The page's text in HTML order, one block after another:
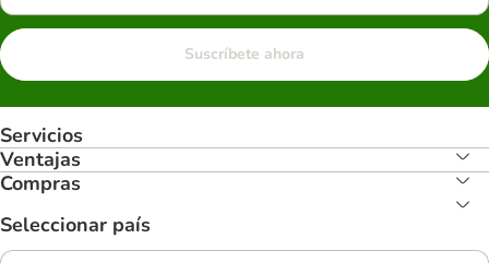
Suscríbete ahora
Servicios
Ventajas
Compras
Seleccionar país